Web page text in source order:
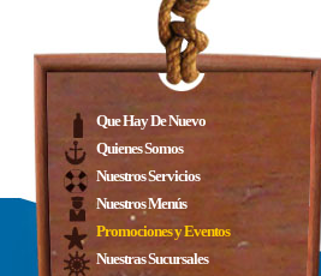
Que Hay De Nuevo
Quienes Somos
Nuestros Servicios
Nuestros Menús
Promociones y Eventos
Nuestras Sucursales